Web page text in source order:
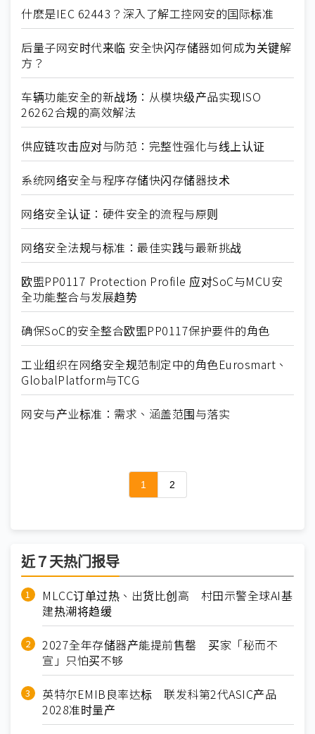
什麽是IEC 62443？深入了解工控网安的国际标准
后量子网安时代来临 安全快闪存储器如何成为关键解
方？
车辆功能安全的新战场：从模块级产品实现ISO
26262合规的高效解法
供应链攻击应对与防范：完整性强化与线上认证
系统网络安全与程序存储快闪存储器技术
网络安全认证：硬件安全的流程与原则
网络安全法规与标准：最佳实践与最新挑战
欧盟PP0117 Protection Profile 应对SoC与MCU安
全功能整合与发展趋势
确保SoC的安全整合欧盟PP0117保护要件的角色
工业组织在网络安全规范制定中的角色Eurosmart、
GlobalPlatform与TCG
网安与产业标准：需求、涵盖范围与落实
1 2
近７天热门报导
MLCC订单过热、出货比创高 村田示警全球AI基
建热潮将趋缓
2027全年存储器产能提前售罄 买家「秘而不
宣」只怕买不够
英特尔EMIB良率达标 联发科第2代ASIC产品
2028准时量产